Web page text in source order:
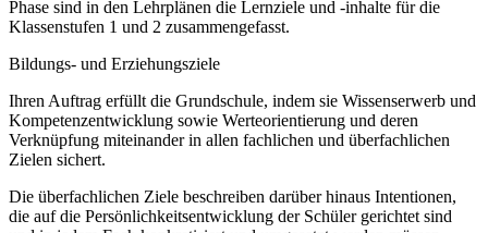
Phase sind in den Lehrplänen die Lernziele und -inhalte für die
Klassenstufen 1 und 2 zusammengefasst.
Bildungs- und Erziehungsziele
Ihren Auftrag erfüllt die Grundschule, indem sie Wissenserwerb und
Kompetenzentwicklung sowie Werteorientierung und deren
Verknüpfung miteinander in allen fachlichen und überfachlichen
Zielen sichert.
Die überfachlichen Ziele beschreiben darüber hinaus Intentionen,
die auf die Persönlichkeitsentwicklung der Schüler gerichtet sind